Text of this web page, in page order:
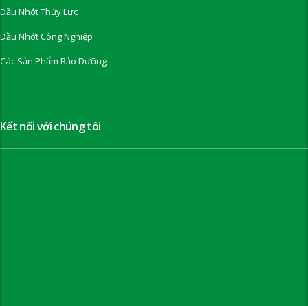
Dầu Nhớt Thủy Lực
Dầu Nhớt Công Nghiệp
Các Sản Phẩm Bảo Dưỡng
Kết nối với chúng tôi